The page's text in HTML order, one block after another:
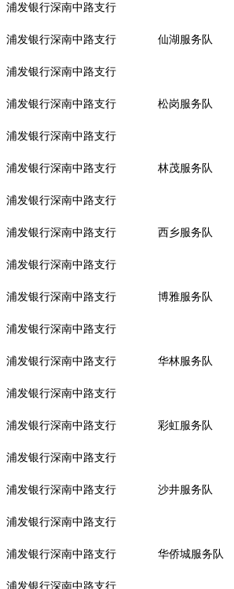
浦发银行深南中路支行
浦发银行深南中路支行 仙湖服务队
浦发银行深南中路支行
浦发银行深南中路支行 松岗服务队
浦发银行深南中路支行
浦发银行深南中路支行 林茂服务队
浦发银行深南中路支行
浦发银行深南中路支行 西乡服务队
浦发银行深南中路支行
浦发银行深南中路支行 博雅服务队
浦发银行深南中路支行
浦发银行深南中路支行 华林服务队
浦发银行深南中路支行
浦发银行深南中路支行 彩虹服务队
浦发银行深南中路支行
浦发银行深南中路支行 沙井服务队
浦发银行深南中路支行
浦发银行深南中路支行 华侨城服务队
浦发银行深南中路支行